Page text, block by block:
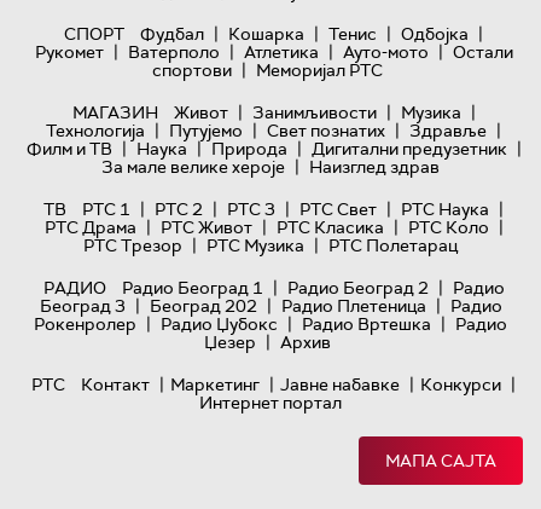
СПОРТ
Фудбал | Кошарка | Тенис | Одбојка |
Рукомет | Ватерполо | Атлетика | Ауто-мото | Остали
спортови | Меморијал РТС
МАГАЗИН
Живот | Занимљивости | Музика |
Технологијa | Путујемо | Свет познатих | Здравље |
Филм и ТВ | Наука | Природа | Дигитални предузетник |
За мале велике хероје | Наизглед здрав
ТВ
РТС 1 | РТС 2 | РТС 3 | РТС Свет | РТС Наука |
РТС Драма | РТС Живот | РТС Класика | РТС Коло |
РТС Трезор | РТС Музика | РТС Полетарац
РАДИО
Радио Београд 1 | Радио Београд 2 | Радио
Београд 3 | Београд 202 | Радио Плетеница | Радио
Рокенролер | Радио Џубокс | Радио Вртешка | Радио
Џезер | Архив
РТС
Контакт | Маркетинг | Јавне набавке | Конкурси |
Интернет портал
МАПА САЈТА